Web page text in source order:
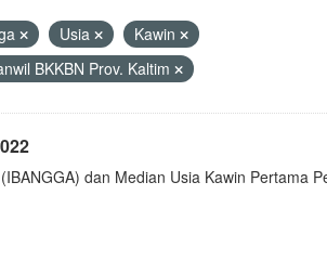
Usia
Kawin
BKKBN Prov. Kaltim
dan Median Usia Kawin Pertama